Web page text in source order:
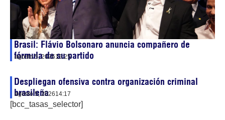
Brasil: Flávio Bolsonaro anuncia compañero de
fórmula de su partido
agosto 5, 202615:25
Despliegan ofensiva contra organización criminal
brasileña
agosto 5, 202614:17
[bcc_tasas_selector]